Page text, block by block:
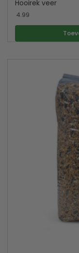
Hooirek veer
4.99